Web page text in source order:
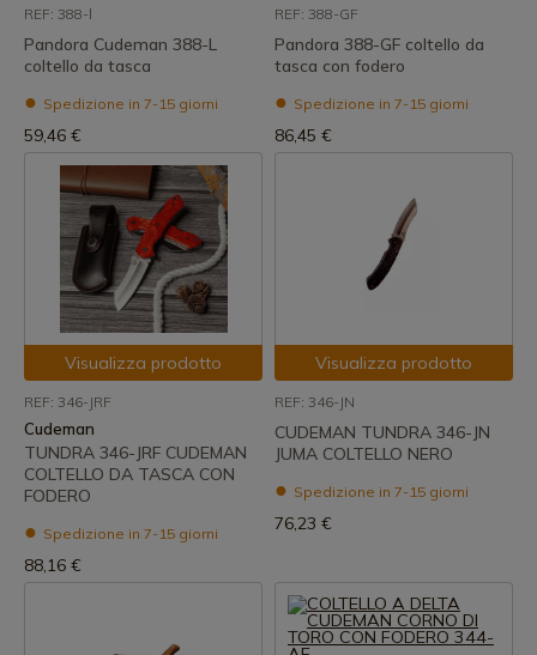
REF: 388-l
Pandora Cudeman 388-L
coltello da tasca
Spedizione in 7-15 giorni
59,46 €
REF: 388-GF
Pandora 388-GF coltello da
tasca con fodero
Spedizione in 7-15 giorni
86,45 €
Visualizza prodotto
REF: 346-JRF
Cudeman
TUNDRA 346-JRF CUDEMAN
COLTELLO DA TASCA CON
FODERO
Spedizione in 7-15 giorni
88,16 €
Visualizza prodotto
REF: 346-JN
CUDEMAN TUNDRA 346-JN
JUMA COLTELLO NERO
Spedizione in 7-15 giorni
76,23 €